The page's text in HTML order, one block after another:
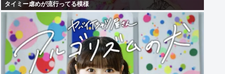
タイミー虐めが流行ってる模様